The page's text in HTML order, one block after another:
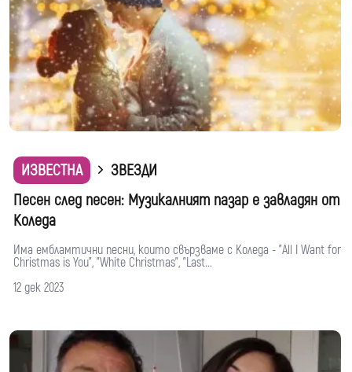
ИЗВЕСТНА
ЗВЕЗДИ
Песен след песен: Музикалният пазар е завладян от
Коледа
Има ембламтични песни, които свързваме с Коледа - "All I Want for
Christmas is You", "White Christmas", "Last...
12 дек 2023